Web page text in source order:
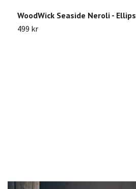
WoodWick Seaside Neroli - Ellips
499 kr